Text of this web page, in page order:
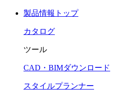
製品情報トップ
カタログ
ツール
CAD・BIMダウンロード
スタイルプランナー